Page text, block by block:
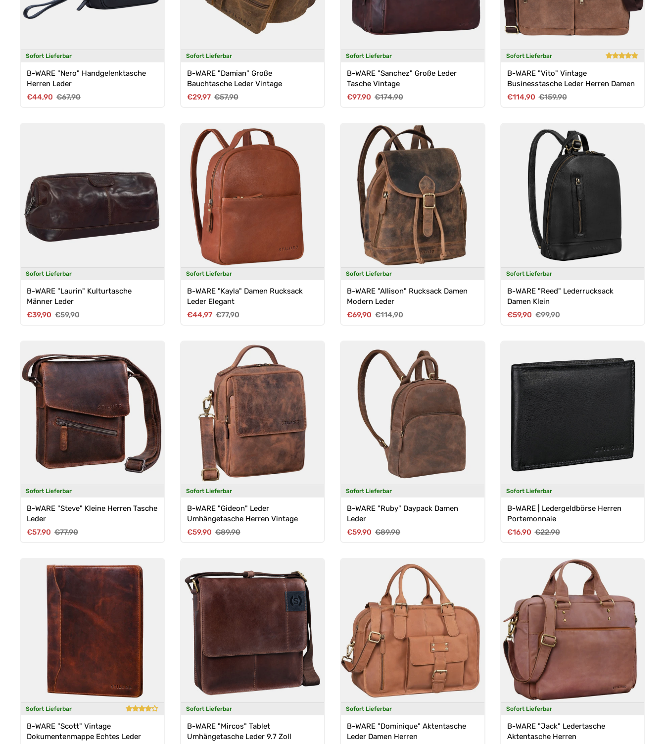
Sofort Lieferbar
B-WARE "Nero" Handgelenktasche
Herren Leder
Verkaufspreis
€44,90 Normaler Preis
€67,90
Sofort Lieferbar
B-WARE "Damian" Große
Bauchtasche Leder Vintage
Verkaufspreis
€29,97 Normaler Preis
€57,90
Sofort Lieferbar
B-WARE "Sanchez" Große Leder
Tasche Vintage
Verkaufspreis
€97,90 Normaler Preis
€174,90
Sofort Lieferbar
B-WARE "Vito" Vintage
Businesstasche Leder Herren Damen
Verkaufspreis
€114,90 Normaler Preis
€159,90
Sofort Lieferbar
B-WARE "Laurin" Kulturtasche
Männer Leder
Verkaufspreis
€39,90 Normaler Preis
€59,90
Sofort Lieferbar
B-WARE "Kayla" Damen Rucksack
Leder Elegant
Verkaufspreis
€44,97 Normaler Preis
€77,90
Sofort Lieferbar
B-WARE "Allison" Rucksack Damen
Modern Leder
Verkaufspreis
€69,90 Normaler Preis
€114,90
Sofort Lieferbar
B-WARE "Reed" Lederrucksack
Damen Klein
Verkaufspreis
€59,90 Normaler Preis
€99,90
Sofort Lieferbar
B-WARE "Steve" Kleine Herren Tasche
Leder
Verkaufspreis
€57,90 Normaler Preis
€77,90
Sofort Lieferbar
B-WARE "Gideon" Leder
Umhängetasche Herren Vintage
Verkaufspreis
€59,90 Normaler Preis
€89,90
Sofort Lieferbar
B-WARE "Ruby" Daypack Damen
Leder
Verkaufspreis
€59,90 Normaler Preis
€89,90
Sofort Lieferbar
B-WARE | Ledergeldbörse Herren
Portemonnaie
Verkaufspreis
€16,90 Normaler Preis
€22,90
Sofort Lieferbar
B-WARE "Scott" Vintage
Dokumentenmappe Echtes Leder
Sofort Lieferbar
B-WARE "Mircos" Tablet
Umhängetasche Leder 9.7 Zoll
Sofort Lieferbar
B-WARE "Dominique" Aktentasche
Leder Damen Herren
Sofort Lieferbar
B-WARE "Jack" Ledertasche
Aktentasche Herren